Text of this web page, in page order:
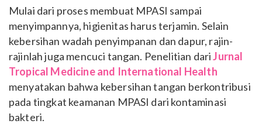
Mulai dari proses membuat MPASI sampai
menyimpannya, higienitas harus terjamin. Selain
kebersihan wadah penyimpanan dan dapur, rajin-
rajinlah juga mencuci tangan. Penelitian dariJurnal
Tropical Medicine and International Health
menyatakan bahwa kebersihan tangan berkontribusi
pada tingkat keamanan MPASI dari kontaminasi
bakteri.